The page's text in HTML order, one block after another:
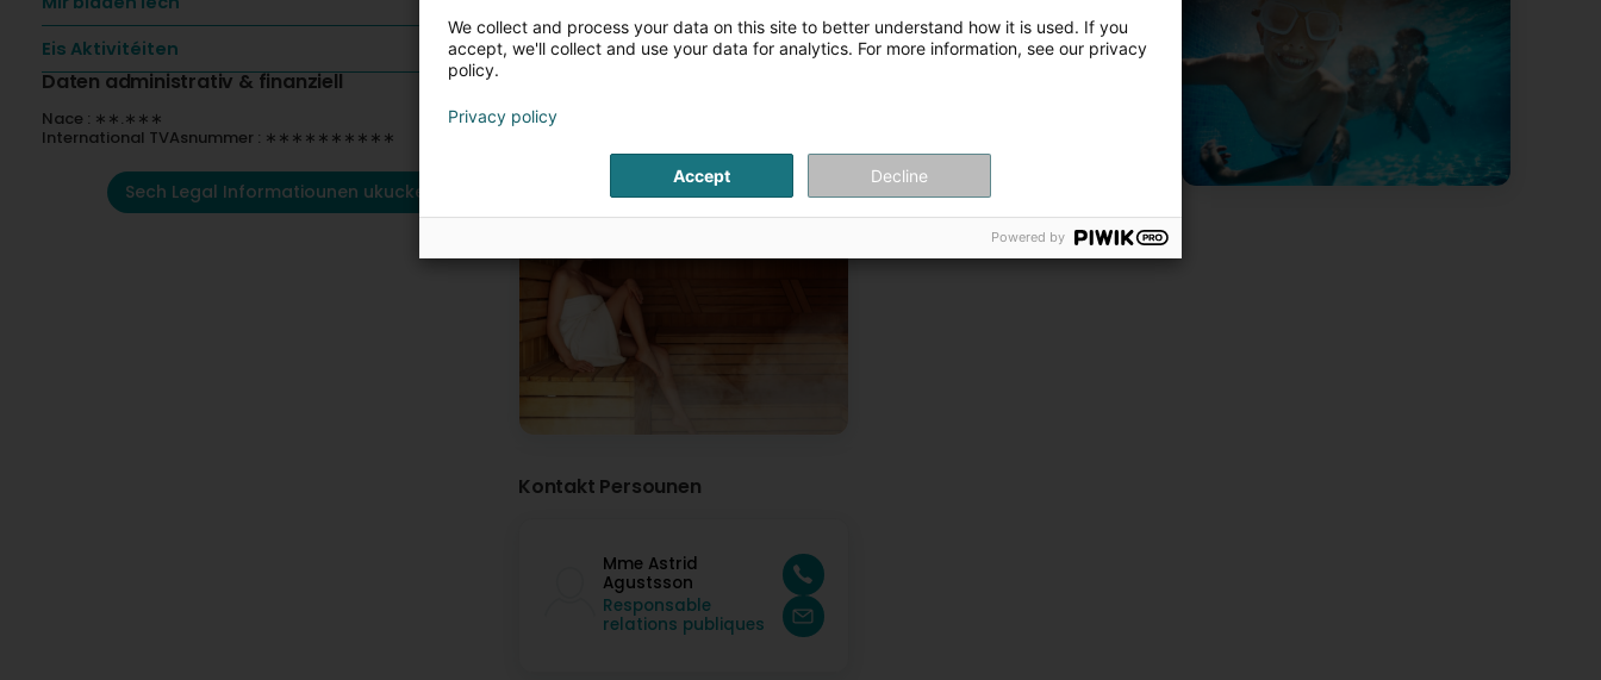
Eis Aktivitéiten
Daten administrativ & finanziell
Nace : ∗∗.∗∗∗
International TVAsnummer : ∗∗∗∗∗∗∗∗∗∗
Sech Legal Informatiounen ukucken
Sauna et solarium
Kontakt Persounen
Mme Astrid
Agustsson
Responsable
relations publiques
We collect and process your data on this site to better understand how it is used. If you
accept, we'll collect and use your data for analytics. For more information, see our privacy
policy.
Privacy policy
Accept Decline
Powered by